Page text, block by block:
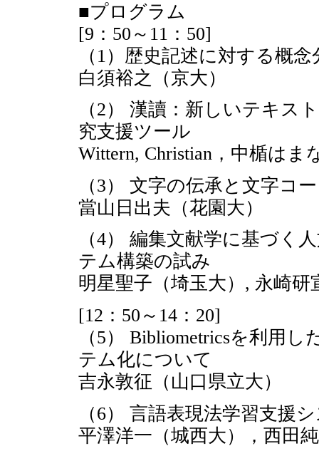
■プログラム
[9：50～11：50]
（1）歴史記述に対する概
白須裕之（京大）
（2） 漢讀：新しいテキス
究支援ツール
Wittern, Christian，中楯はま
（3） 文字の伝承と文字コ
當山日出夫（花園大）
（4） 編集文献学に基づく
テム構築の試み
明星聖子（埼玉大）, 永崎研
[12：50～14：20]
（5） Bibliometricsを利用
テム化について
吉永敦征（山口県立大）
（6） 言語表現法学習支援
平澤洋一（城西大），西田